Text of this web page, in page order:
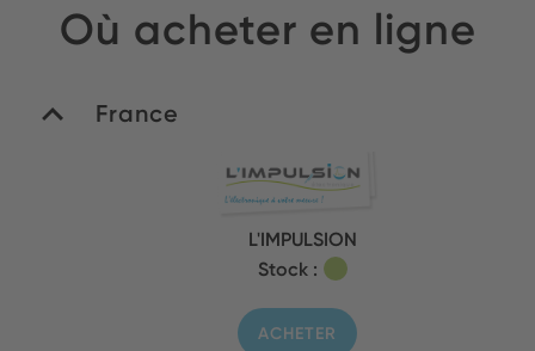
Où acheter en ligne
France
L'IMPULSION
Stock :
ACHETER